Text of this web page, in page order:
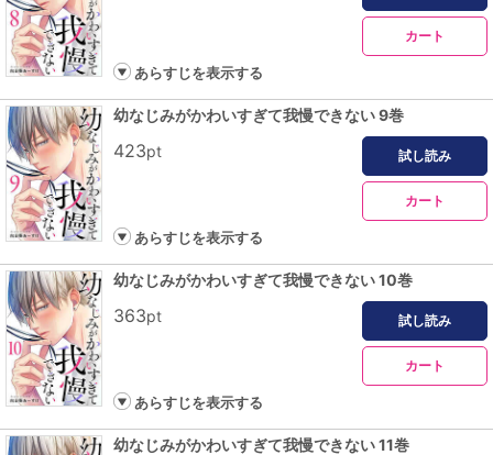
カート
あらすじを表示する
幼なじみがかわいすぎて我慢できない 9巻
423pt 試し読み
カート
あらすじを表示する
幼なじみがかわいすぎて我慢できない 10巻
363pt 試し読み
カート
あらすじを表示する
幼なじみがかわいすぎて我慢できない 11巻